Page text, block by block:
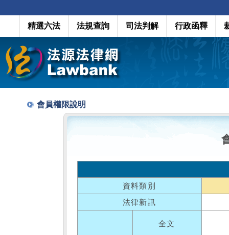
精選六法 法規查詢 司法判解 行政函釋
會員權限說明
資料類別
法律新訊
全文